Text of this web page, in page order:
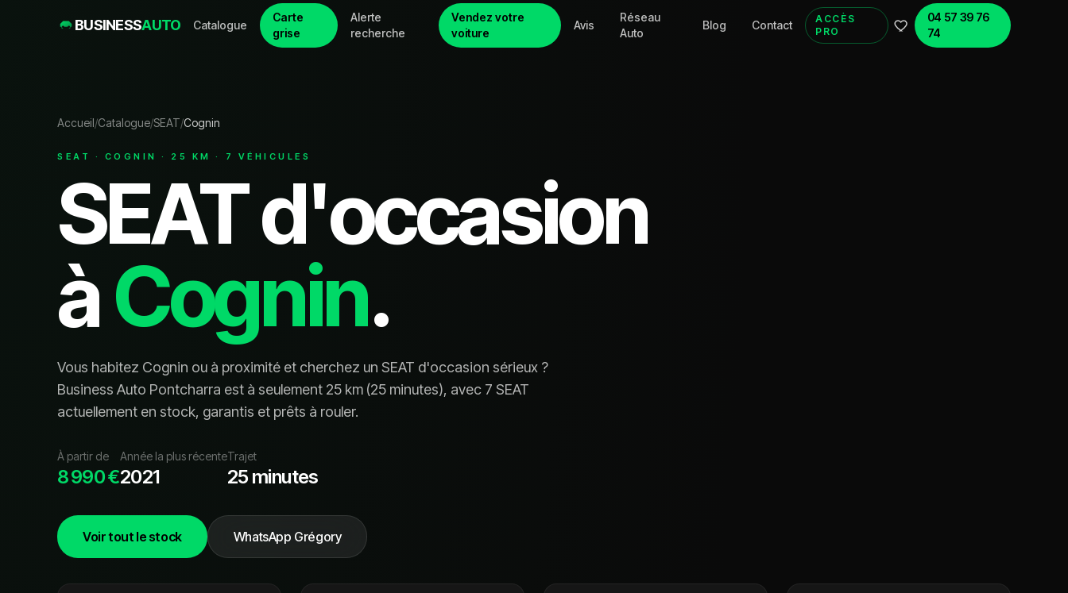
BUSINESSAUTO Catalogue
Carte
grise
Alerte
recherche
Vendez votre
voiture
Avis
Réseau
Auto
Blog Contact
ACCÈS
PRO
04 57 39 76
74
Accueil/Catalogue/SEAT/Cognin
SEAT · COGNIN · 25 KM · 7 VÉHICULE S
SEATd'occasion
àCognin.
Vous habitez Cognin ou à proximité et cherchez un SEAT d'occasion sérieux ?
Business Auto Pontcharra est à seulement 25 km (25 minutes), avec 7 SEAT
actuellement en stock, garantis et prêts à rouler.
À partir de
8 990 €
Année la plus récente
2021
Trajet
25 minutes
Voir tout le stock
WhatsApp Grégory
11 990 €